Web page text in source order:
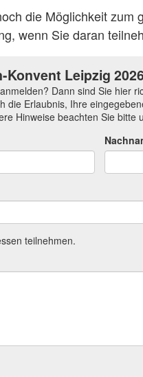
die Möglichkeit zum
wenn Sie daran
Konvent Leipzig 2026
Dann sind Sie hier
die Erlaubnis, Ihre
Hinweise beachten Sie bitte
teilnehmen.